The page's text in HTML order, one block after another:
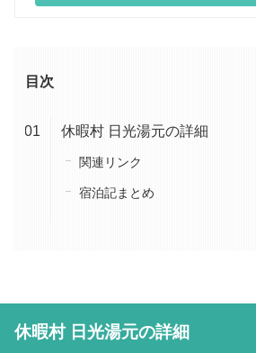
目次
休暇村 日光湯元の詳細
関連リンク
宿泊記まとめ
休暇村 日光湯元の詳細